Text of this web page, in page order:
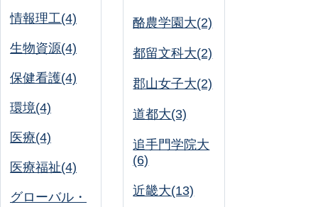
情報理工(4)
生物資源(4)
保健看護(4)
環境(4)
医療(4)
医療福祉(4)
グローバル・
酪農学園大(2)
都留文科大(2)
郡山女子大(2)
道都大(3)
追手門学院大
(6)
近畿大(13)